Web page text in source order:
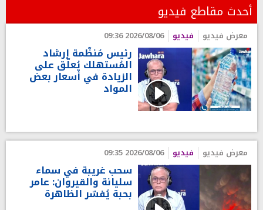
أحدث مقاطع فيديو
معرض فيديو فيديو 2026/08/06 09:36
رئيس مُنظّمة إرشاد
المُستهلك يُعلّق على
الزيادة في أسعار بعض
المواد
معرض فيديو فيديو 2026/08/06 09:35
سحب غريبة في سماء
سليانة والقيروان: عامر
بحبة يُفسّر الظاهرة